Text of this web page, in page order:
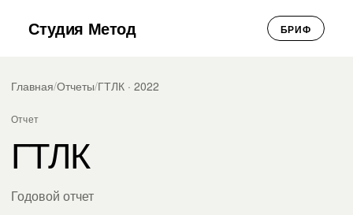
Студия Метод БРИФ
Главная/Отчеты/ГТЛК · 2022
Отчет
ГТЛК
Годовой отчет